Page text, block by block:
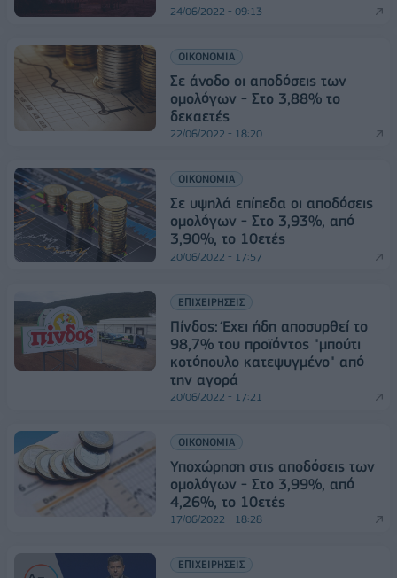
24/06/2022 - 09:13
ΟΙΚΟΝΟΜΙΑ
Σε άνοδο οι αποδόσεις των
ομολόγων - Στο 3,88% το
δεκαετές
22/06/2022 - 18:20
ΟΙΚΟΝΟΜΙΑ
Σε υψηλά επίπεδα οι αποδόσεις
ομολόγων - Στο 3,93%, από
3,90%, το 10ετές
20/06/2022 - 17:57
ΕΠΙΧΕΙΡΗΣΕΙΣ
Πίνδος: Έχει ήδη αποσυρθεί το
98,7% του προϊόντος "μπούτι
κοτόπουλο κατεψυγμένο" από
την αγορά
20/06/2022 - 17:21
ΟΙΚΟΝΟΜΙΑ
Υποχώρηση στις αποδόσεις των
ομολόγων - Στο 3,99%, από
4,26%, το 10ετές
17/06/2022 - 18:28
ΕΠΙΧΕΙΡΗΣΕΙΣ